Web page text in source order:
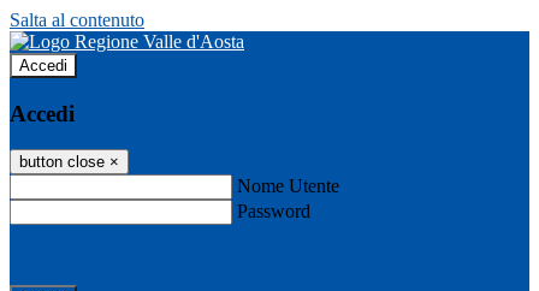
Salta al contenuto
Accedi
Accedi
button close ×
Nome Utente
Password